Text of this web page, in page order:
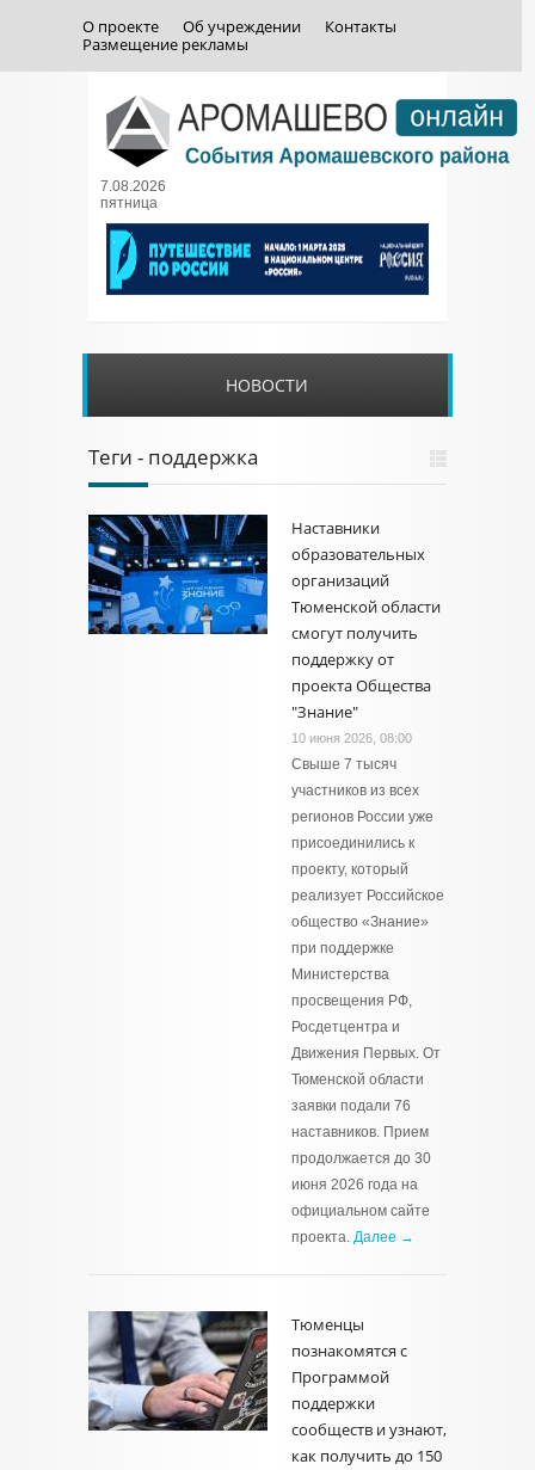
О проекте Об учреждении
Контакты
Размещение рекламы
7.08.2026
пятница
НОВОСТИ
Теги - поддержка
Наставники
образовательных
организаций
Тюменской области
смогут получить
поддержку от
проекта Общества
"Знание"
10 июня 2026, 08:00
Свыше 7 тысяч
участников из всех
регионов России уже
присоединились к
проекту, который
реализует Российское
общество «Знание»
при поддержке
Министерства
просвещения РФ,
Росдетцентра и
Движения Первых. От
Тюменской области
заявки подали 76
наставников. Прием
продолжается до 30
июня 2026 года на
официальном сайте
проекта. Далее →
Тюменцы
познакомятся с
Программой
поддержки
сообществ и узнают,
как получить до 150